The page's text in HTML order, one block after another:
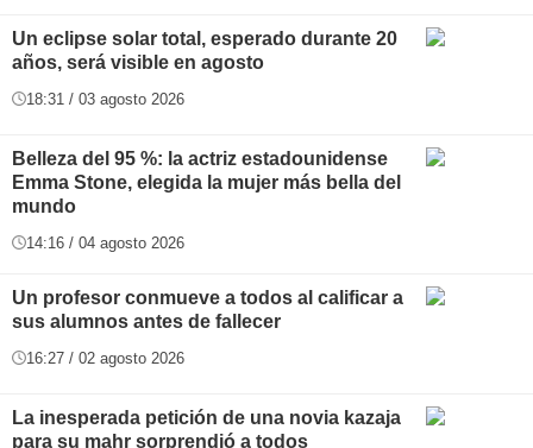
Un eclipse solar total, esperado durante 20
años, será visible en agosto
18:31 / 03 agosto 2026
Belleza del 95 %: la actriz estadounidense
Emma Stone, elegida la mujer más bella del
mundo
14:16 / 04 agosto 2026
Un profesor conmueve a todos al calificar a
sus alumnos antes de fallecer
16:27 / 02 agosto 2026
La inesperada petición de una novia kazaja
para su mahr sorprendió a todos